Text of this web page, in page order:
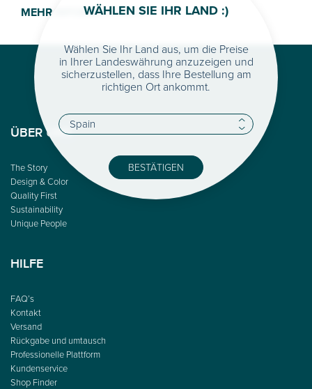
MEHR INFORMATIONEN >
ÜBER UNS
The Story
Design & Color
Quality First
Sustainability
Unique People
HILFE
FAQ’s
Kontakt
Versand
Rückgabe und umtausch
Professionelle Plattform
Kundenservice
Shop Finder
WÄHLEN SIE IHR LAND :)
Wählen Sie Ihr Land aus, um die Preise
in Ihrer Landeswährung anzuzeigen und
sicherzustellen, dass Ihre Bestellung am
richtigen Ort ankommt.
BESTÄTIGEN